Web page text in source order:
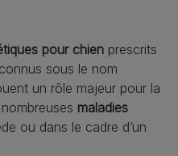
pour chien prescrits
sous le nom
un rôle majeur pour la
maladies
ou dans le cadre d’un